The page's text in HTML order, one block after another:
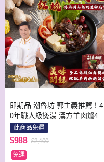
即期品 潮魯坊 郭主義推薦！4
0年職人級煲湯 漢方羊肉爐4入
組此商品免運
$988 $2,400
免運